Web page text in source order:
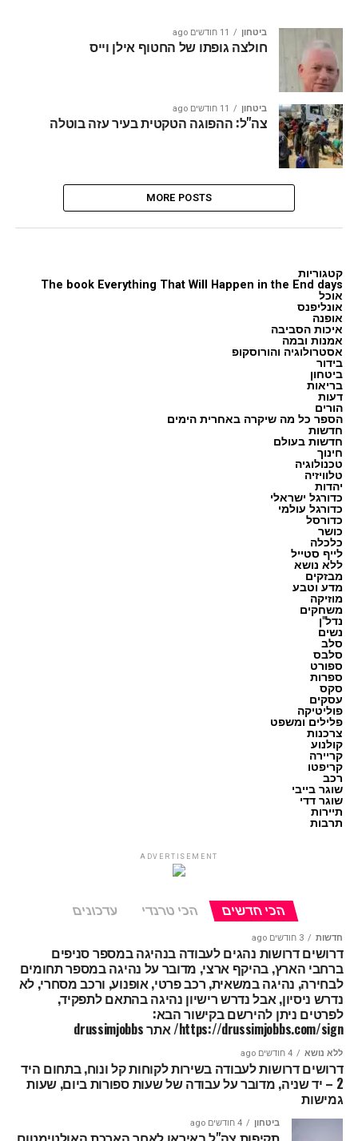
ביטחון 11 חודשים ago
חולצה גופתו של החטוף אילן וייס
ביטחון 11 חודשים ago
צה"ל: ההפוגה הטקטית בעיר עזה בוטלה
MORE POSTS
קטגוריות
The book Everything That Will Happen in the End days
אוכל
אונליפנס
אופנה
איכות הסביבה
אמנות ובמה
אסטרולוגיה והורוסקופ
בידור
ביטחון
בריאות
דעות
הורים
הספר כל מה שיקרה באחרית הימים
חדשות
חדשות בעולם
חינוך
טכנולוגיה
טלוויזיה
יהדות
כדורגל ישראלי
כדורגל עולמי
כדורסל
כושר
כלכלה
לייף סטייל
ללא נושא
מבזקים
מדע וטבע
מוזיקה
משחקים
נדל"ן
נשים
סלב
סלבס
ספורט
ספרות
סקס
עסקים
פוליטיקה
פלילים ומשפט
צרכנות
קולנוע
קריירה
קריפטו
רכב
שוגר בייבי
שוגר דדי
תיירות
תרבות
ADVERTISEMENT
הכי חדשים הכי טרנדי עדכונים
חדשות 3 חודשים ago
דרושים דרושות נהגים לעבודה בנהיגה במספר סניפים
ברחבי הארץ, בהיקף ארצי, מדובר על נהיגה במספר תחומים
לבחירה, נהיגה במשאית, רכב פרטי, אופנוע, ורכב מסחרי, לא
נדרש ניסיון, אבל נדרש רישיון נהיגה בהתאם לתפקיד,
לפרטים ניתן להירשם בקישור הבא:
https://drussimjobbs.com/sign/ אתר drussimjobbs
ללא נושא 4 חודשים ago
דרושים דרושות לעבודה בשירות לקוחות קל ונוח, בתחום היד
2 – יד שניה, מדובר על עבודה של שעות ספורות ביום, שעות
גמישות
ביטחון 4 חודשים ago